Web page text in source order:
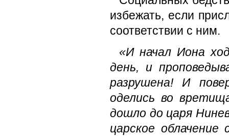
избежать, если
соответствии с ним.
«И начал Иона
день, и
разрушена! И
оделись во
дошло до царя
царское